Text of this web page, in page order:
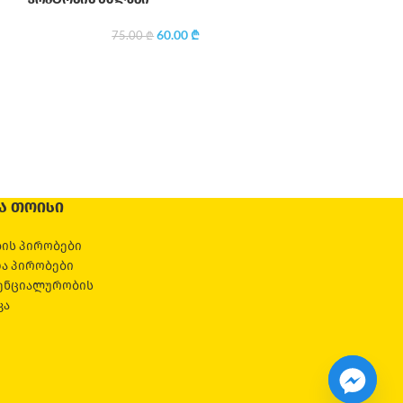
75.00₾ 60.00₾
ᲗᲝᲘᲡᲘ
პირობები
პირობები